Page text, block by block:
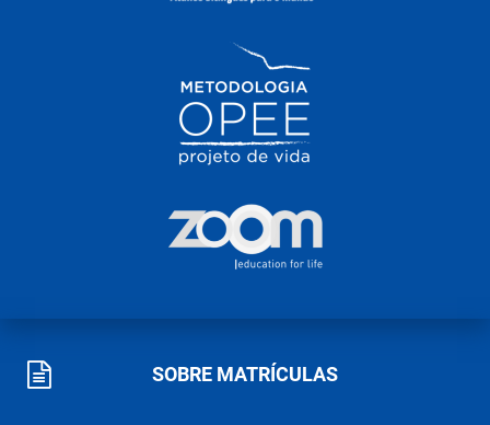
SOBRE MATRÍCULAS